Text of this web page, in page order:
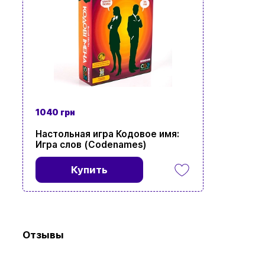
1040 грн
Настольная игра Кодовое имя:
Игра слов (Codenames)
Купить
Отзывы